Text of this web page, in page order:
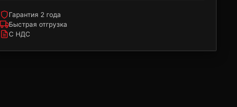
Гарантия 2 года
Быстрая отгрузка
С НДС